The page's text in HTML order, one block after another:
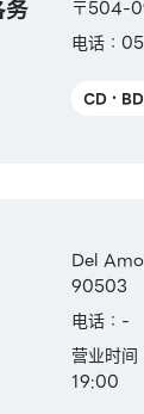
〒504-
电话：
CD・
Del
90503
电话：-
营业时
19:00